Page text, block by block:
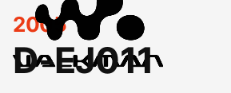
2005
D-EJ011